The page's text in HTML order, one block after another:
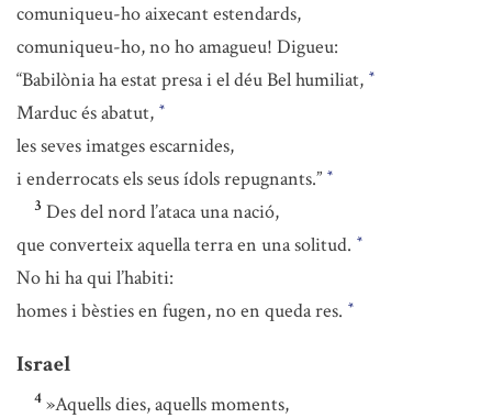
comuniqueu-ho aixecant estendards,
comuniqueu-ho, no ho amagueu! Digueu:
“Babilònia ha estat presa i el déu Bel humiliat, *
Marduc és abatut, *
les seves imatges escarnides,
i enderrocats els seus ídols repugnants.” *
3 Des del nord l’ataca una nació,
que converteix aquella terra en una solitud. *
No hi ha qui l’habiti:
homes i bèsties en fugen, no en queda res. *
Israel
4 »Aquells dies, aquells moments,